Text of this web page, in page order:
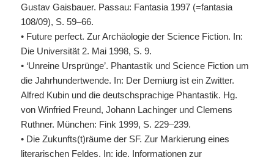
Gustav Gaisbauer. Passau: Fantasia 1997 (=fantasia
108/09), S. 59–66.
• Future perfect. Zur Archäologie der Science Fiction. In:
Die Universität 2. Mai 1998, S. 9.
• ‘Unreine Ursprünge’. Phantastik und Science Fiction um
die Jahrhundertwende. In: Der Demiurg ist ein Zwitter.
Alfred Kubin und die deutschsprachige Phantastik. Hg.
von Winfried Freund, Johann Lachinger und Clemens
Ruthner. München: Fink 1999, S. 229–239.
• Die Zukunfts(t)räume der SF. Zur Markierung eines
literarischen Feldes. In: ide. Informationen zur